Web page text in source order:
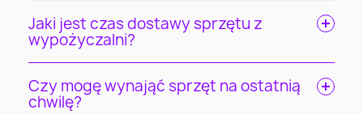
Jaki jest czas dostawy sprzętu z
wypożyczalni?
Czy mogę wynająć sprzęt na ostatnią
chwilę?